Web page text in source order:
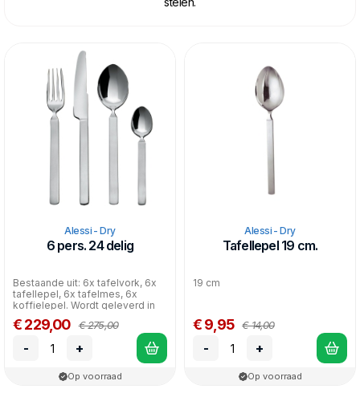
Alessi - Dry
6 pers. 24 delig
Bestaande uit: 6x tafelvork, 6x
tafellepel, 6x tafelmes, 6x
koffielepel. Wordt geleverd in
cassettedoos.
€ 229,00 € 275,00
- +
Op voorraad
Alessi - Dry
Tafellepel 19 cm.
19 cm
€ 9,95 € 14,00
- +
Op voorraad